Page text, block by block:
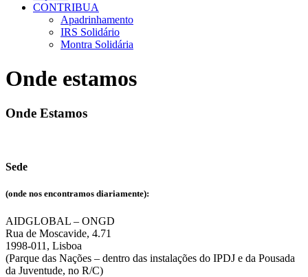
CONTRIBUA
Apadrinhamento
IRS Solidário
Montra Solidária
Onde estamos
Onde Estamos
Sede
(onde nos encontramos diariamente):
AIDGLOBAL – ONGD
Rua de Moscavide, 4.71
1998-011, Lisboa
(Parque das Nações – dentro das instalações do IPDJ e da Pousada
da Juventude, no R/C)